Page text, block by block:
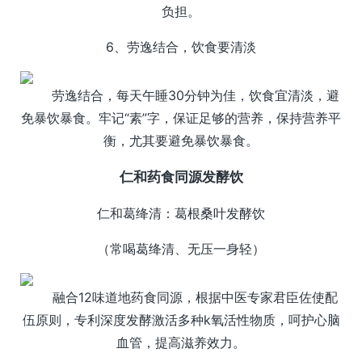
负担。
6、劳逸结合，饮食要清淡
劳逸结合，每天午睡30分钟为佳，饮食宜清淡，避
免暴饮暴食。牢记“素”字，保证足够的营养，保持营养平
衡，尤其要避免暴饮暴食。
仁和药食同源发酵饮
仁和葛绛清：葛根桑叶发酵饮
（常喝葛绛清、无压一身轻）
融合12味道地药食同源，根据中医专家君臣佐使配
伍原则，专利深度发酵激活多种k氧活性物质，呵护心脑
血管，提高滋养效力。